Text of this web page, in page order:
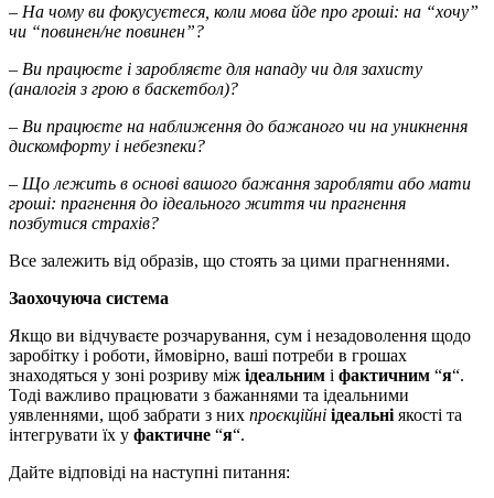
– На чому ви фокусуєтеся, коли мова йде про гроші: на “хочу”
чи “повинен/не повинен”?
– Ви працюєте і заробляєте для нападу чи для захисту
(аналогія з грою в баскетбол)?
– Ви працюєте на наближення до бажаного чи на уникнення
дискомфорту і небезпеки?
– Що лежить в основі вашого бажання заробляти або мати
гроші: прагнення до ідеального життя чи прагнення
позбутися страхів?
Все залежить від образів, що стоять за цими прагненнями.
Заохочуюча система
Якщо ви відчуваєте розчарування, сум і незадоволення щодо
заробітку і роботи, ймовірно, ваші потреби в грошах
знаходяться у зоні розриву між ідеальним і фактичним “я“.
Тоді важливо працювати з бажаннями та ідеальними
уявленнями, щоб забрати з них проєкційні ідеальні якості та
інтегрувати їх у фактичне “я“.
Дайте відповіді на наступні питання: